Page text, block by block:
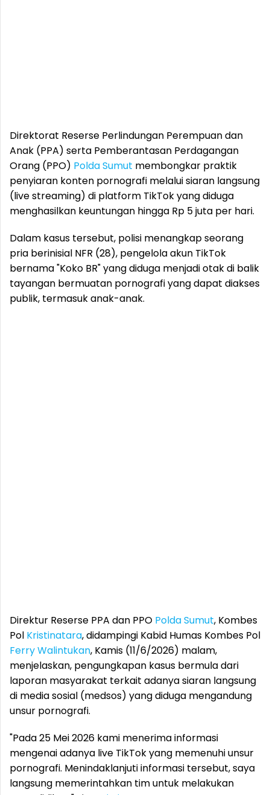
Direktorat Reserse Perlindungan Perempuan dan
Anak (PPA) serta Pemberantasan Perdagangan
Orang (PPO) Polda Sumut membongkar praktik
penyiaran konten pornografi melalui siaran langsung
(live streaming) di platform TikTok yang diduga
menghasilkan keuntungan hingga Rp 5 juta per hari.
Dalam kasus tersebut, polisi menangkap seorang
pria berinisial NFR (28), pengelola akun TikTok
bernama "Koko BR" yang diduga menjadi otak di balik
tayangan bermuatan pornografi yang dapat diakses
publik, termasuk anak-anak.
Direktur Reserse PPA dan PPO Polda Sumut, Kombes
Pol Kristinatara, didampingi Kabid Humas Kombes Pol
Ferry Walintukan, Kamis (11/6/2026) malam,
menjelaskan, pengungkapan kasus bermula dari
laporan masyarakat terkait adanya siaran langsung
di media sosial (medsos) yang diduga mengandung
unsur pornografi.
"Pada 25 Mei 2026 kami menerima informasi
mengenai adanya live TikTok yang memenuhi unsur
pornografi. Menindaklanjuti informasi tersebut, saya
langsung memerintahkan tim untuk melakukan